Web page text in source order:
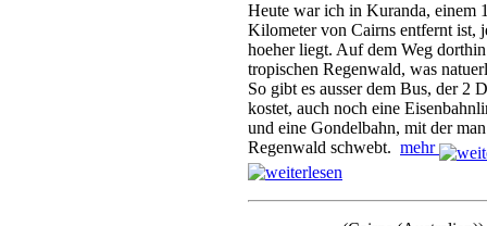
Heute war ich in Kuranda, einem
Kilometer von Cairns entfernt ist,
hoeher liegt. Auf dem Weg
tropischen Regenwald, was
So gibt es ausser dem Bus, der 2
kostet, auch noch eine
und eine Gondelbahn, mit der
Regenwald schwebt. mehr